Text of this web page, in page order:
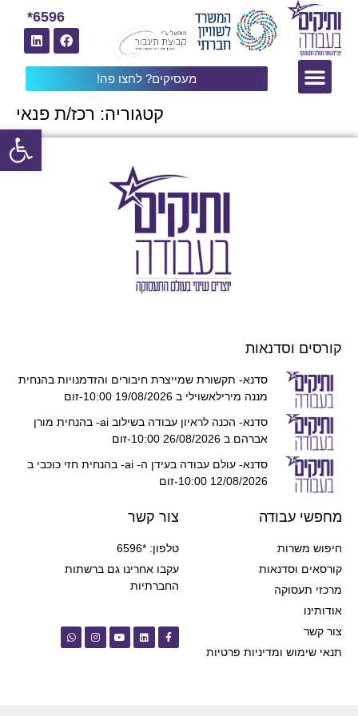
מעסיקים? לחצו פה!
6596*
קטגוריה: רכז/ת פנאי
קורסים וסדנאות
סדנא- תקשורת שמייצרת חיבורים והזדמנויות בהנחית
מננה מירילאשוילי ב 19/08/2026 10:00-זום
סדנא- הכנה לראיון עבודה בשילוב ai- בהנחית מורן
אברהם ב 26/08/2026 10:00-זום
סדנא- עולם עבודה בעידן ה- ai- בהנחית חזי כוכבי ב
12/08/2026 10:00-זום
מחפשי עבודה
חיפוש משרות
קורסאים וסדנאות
מרכזי תעסוקה
אודותינו
צור קשר
תנאי שימוש ומדיניות פרטיות
צור קשר
טלפון: *6596
עקבו אחרינו גם ברשתות
החברתיות